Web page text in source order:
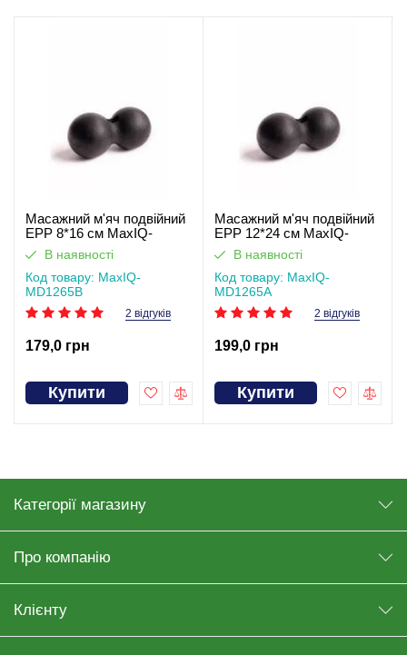
Масажний м'яч подвійний
ЕРР 8*16 см MaxIQ-
MD1265В
В наявності
Код товару: MaxIQ-
MD1265В
2 відгуків
179,0 грн
Купити
Масажний м'яч подвійний
ЕРР 12*24 см MaxIQ-
MD1265А
В наявності
Код товару: MaxIQ-
MD1265А
2 відгуків
199,0 грн
Купити
Категорії магазину
Про компанію
Клієнту